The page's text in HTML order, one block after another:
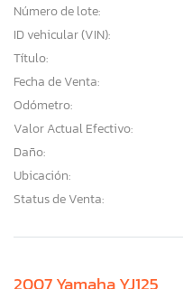
Número de lote:
ID vehicular (VIN):
Título:
Fecha de Venta:
Odómetro:
Valor Actual Efectivo:
Daño:
Ubicación:
Status de Venta:
2007 Yamaha YJ125